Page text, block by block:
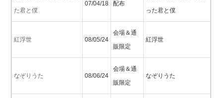
た君と僕
07/04/18 配布
った君と僕
紅浮世 08/05/24
会場＆通
販限定
紅浮世
なぞりうた 08/06/24
会場＆通
販限定
なぞりうた